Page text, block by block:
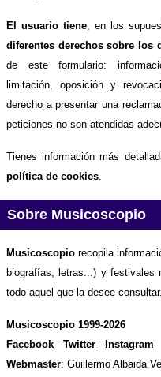
El usuario tiene, en los
diferentes derechos sobre los
de este formulario:
limitación, oposición y
derecho a presentar una
peticiones no son atendidas
Tienes información más
política de cookies
Sobre Musicoscopio
Musicoscopio recopila
biografías, letras...) y festivales
todo aquel que la desee consultar.
Musicoscopio 1999-2026
Facebook - Twitter - Instagram
Webmaster: Guillermo Albaida